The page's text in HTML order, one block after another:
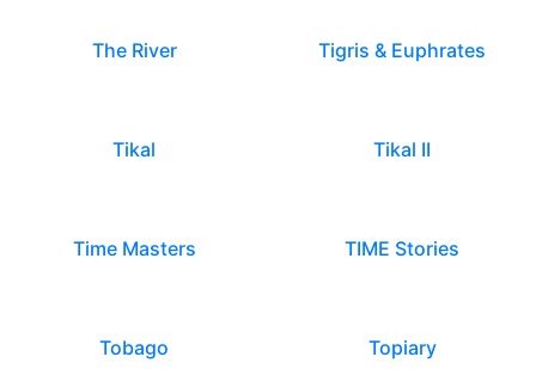
The River Tigris & Euphrates
Tikal Tikal II
Time Masters TIME Stories
Tobago Topiary